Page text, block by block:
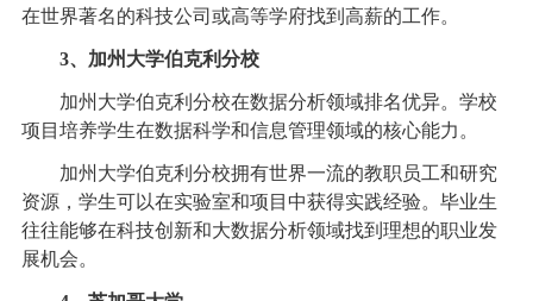
在世界著名的科技公司或高等学府找到高薪的工作。
3、加州大学伯克利分校
加州大学伯克利分校在数据分析领域排名优异。学校
项目培养学生在数据科学和信息管理领域的核心能力。
加州大学伯克利分校拥有世界一流的教职员工和研究
资源，学生可以在实验室和项目中获得实践经验。毕业生
往往能够在科技创新和大数据分析领域找到理想的职业发
展机会。